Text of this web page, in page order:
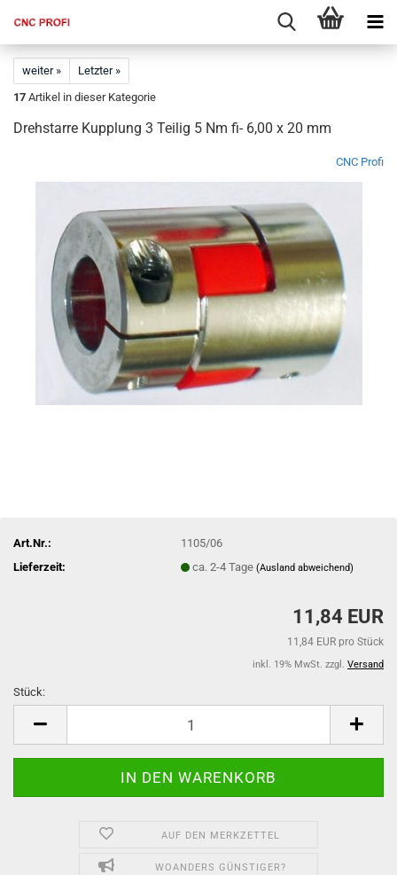
weiter »
Letzter »
17 Artikel in dieser Kategorie
Drehstarre Kupplung 3 Teilig 5 Nm fi- 6,00 x 20 mm
CNC Profi
Art.Nr.:
1105/06
Lieferzeit:
ca. 2-4 Tage(Ausland abweichend)
11,84 EUR
11,84 EUR pro Stück
inkl. 19% MwSt. zzgl. Versand
Stück:
AUF DEN MERKZETTEL
WOANDERS GÜNSTIGER?